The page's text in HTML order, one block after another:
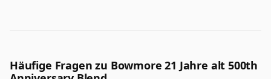
Häufige Fragen zu Bowmore 21 Jahre alt 500th